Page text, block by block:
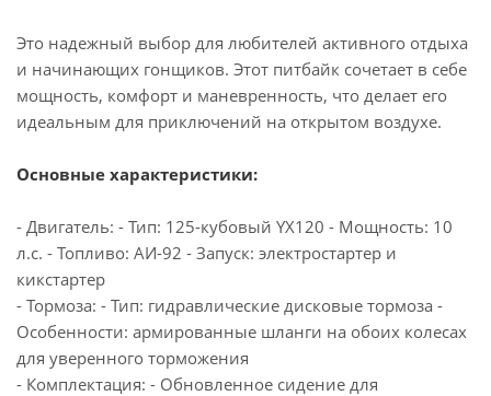
Это надежный выбор для любителей активного отдыха
и начинающих гонщиков. Этот питбайк сочетает в себе
мощность, комфорт и маневренность, что делает его
идеальным для приключений на открытом воздухе.
Основные характеристики:
- Двигатель: - Тип: 125-кубовый YX120 - Мощность: 10
л.с. - Топливо: АИ-92 - Запуск: электростартер и
кикстартер
- Тормоза: - Тип: гидравлические дисковые тормоза -
Особенности: армированные шланги на обоих колесах
для уверенного торможения
- Комплектация: - Обновленное сидение для